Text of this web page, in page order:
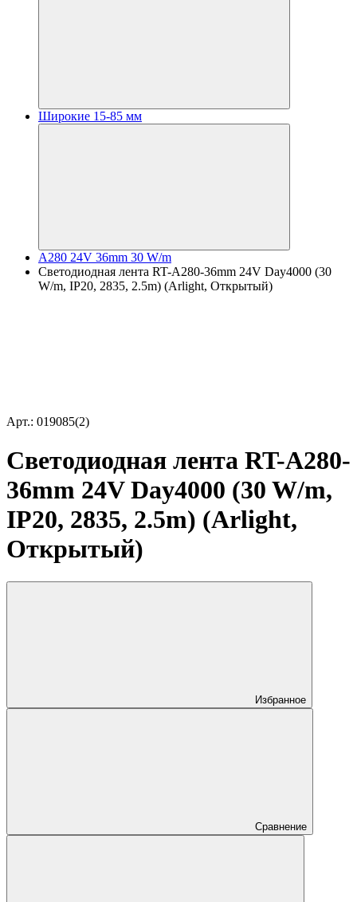
Широкие 15-85 мм
A280 24V 36mm 30 W/m
Светодиодная лента RT-A280-36mm 24V Day4000 (30
W/m, IP20, 2835, 2.5m) (Arlight, Открытый)
Арт.: 019085(2)
Светодиодная лента RT-A280-
36mm 24V Day4000 (30 W/m,
IP20, 2835, 2.5m) (Arlight,
Открытый)
Избранное
Сравнение